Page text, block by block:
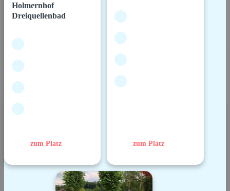
Holmernhof
Dreiquellenbad
zum Platz zum Platz